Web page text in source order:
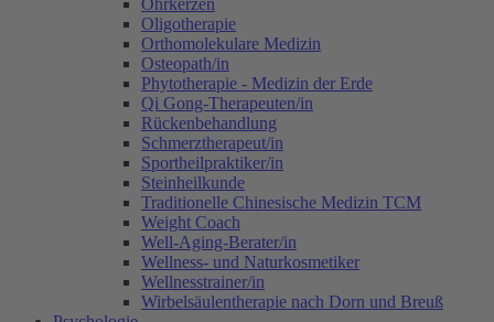
Ohrkerzen
Oligotherapie
Orthomolekulare Medizin
Osteopath/in
Phytotherapie - Medizin der Erde
Qi Gong-Therapeuten/in
Rückenbehandlung
Schmerztherapeut/in
Sportheilpraktiker/in
Steinheilkunde
Traditionelle Chinesische Medizin TCM
Weight Coach
Well-Aging-Berater/in
Wellness- und Naturkosmetiker
Wellnesstrainer/in
Wirbelsäulentherapie nach Dorn und Breuß